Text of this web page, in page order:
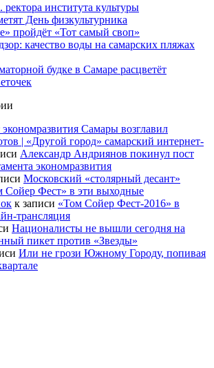
ректора института культуры
День физкультурника
пройдёт «Тот самый своп»
качество воды на самарских пляжах
будке в Самаре расцветёт
Самары возглавил
| «Другой город» самарский интернет-
Александр Андриянов покинул пост
экономразвития
Московский «столярный десант»
Сойер Фест» в эти выходные
к записи «Том Сойер Фест-2016» в
трансляция
Националисты не вышли сегодня на
пикет против «Звезды»
Или не грози Южному Городу, попивая